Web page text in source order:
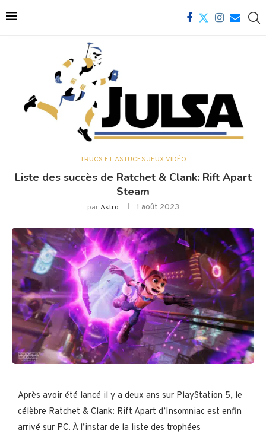
TRUCS ET ASTUCES JEUX VIDÉO
Liste des succès de Ratchet & Clank: Rift Apart
Steam
parAstro 1 août 2023
Après avoir été lancé il y a deux ans sur PlayStation 5, le
célèbre Ratchet & Clank: Rift Apart d’Insomniac est enfin
arrivé sur PC. À l’instar de la liste des trophées